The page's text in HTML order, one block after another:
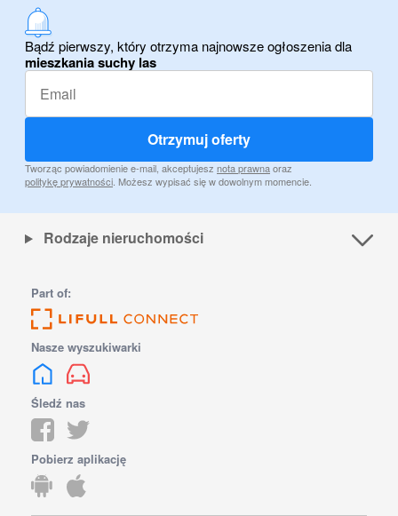
Bądź pierwszy, który otrzyma najnowsze ogłoszenia dla
mieszkania suchy las
Otrzymuj oferty
Tworząc powiadomienie e-mail, akceptujesz nota prawnaoraz
politykę prywatności. Możesz wypisać się w dowolnym momencie.
Rodzaje nieruchomości
Part of:
Nasze wyszukiwarki
Śledź nas
Pobierz aplikację